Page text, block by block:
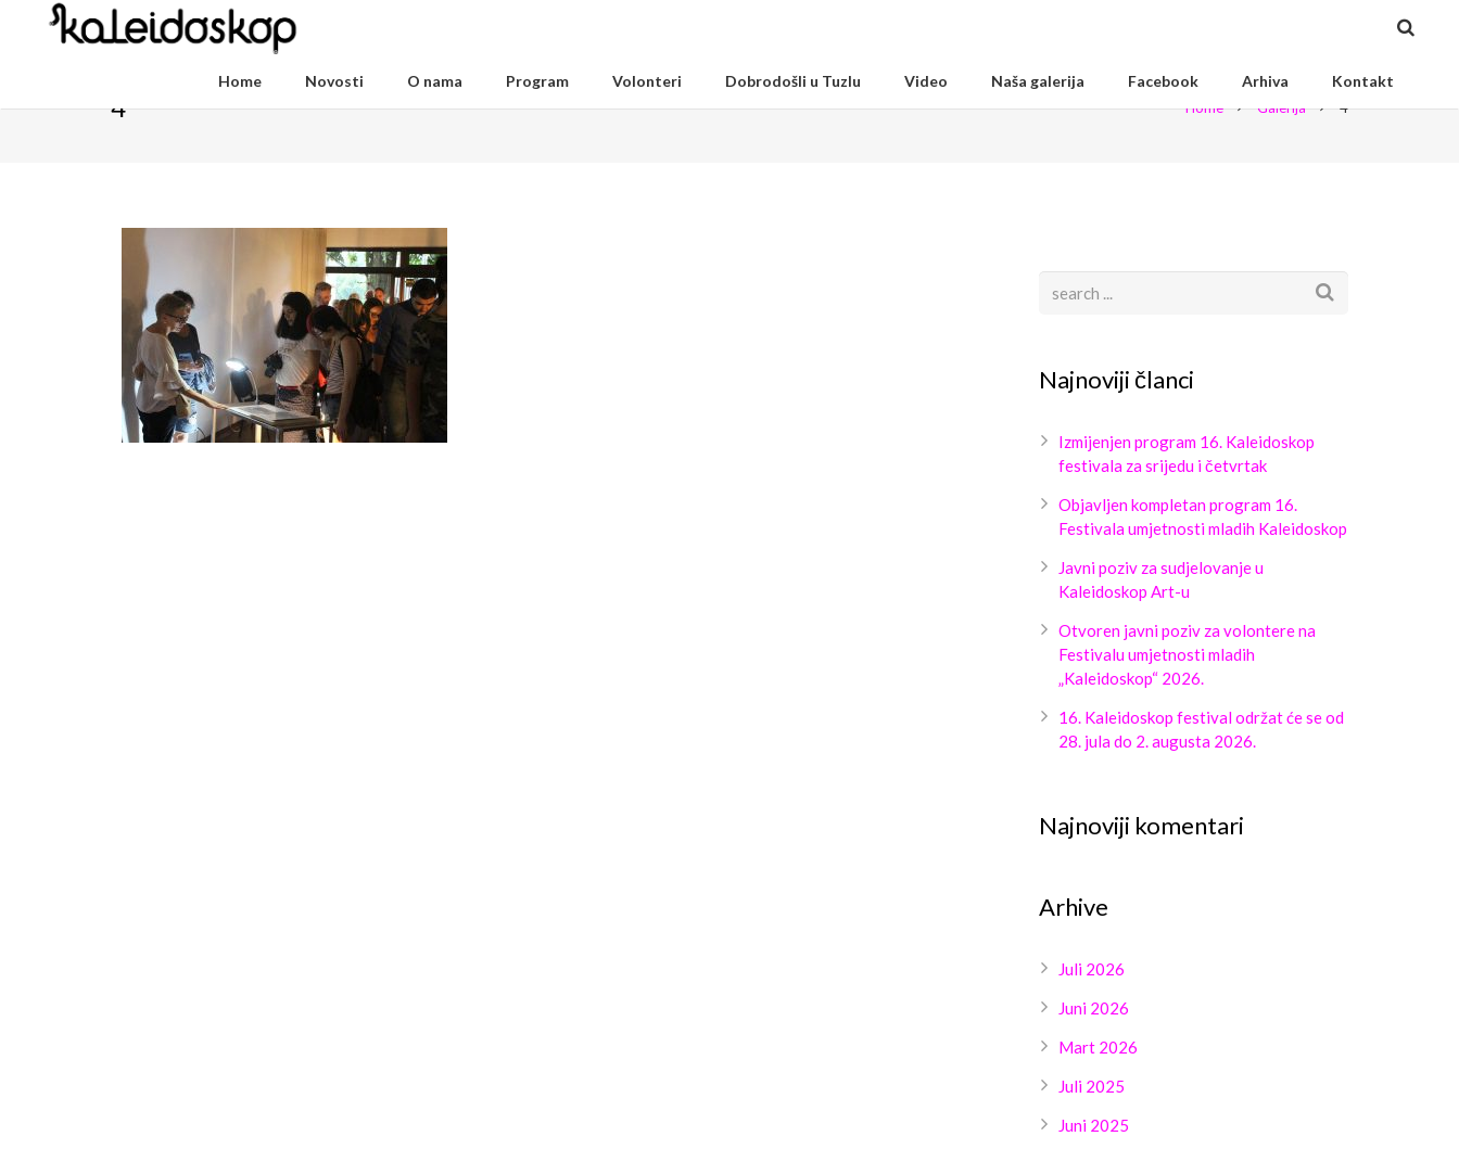
Home Novosti O nama Program Volonteri Dobrodošli u Tuzlu Video Naša galerija Facebook Arhiva Kontakt
4 Home Galerija 4
Najnoviji članci
Izmijenjen program 16. Kaleidoskop
festivala za srijedu i četvrtak
Objavljen kompletan program 16.
Festivala umjetnosti mladih Kaleidoskop
Javni poziv za sudjelovanje u
Kaleidoskop Art-u
Otvoren javni poziv za volontere na
Festivalu umjetnosti mladih
„Kaleidoskop“ 2026.
16. Kaleidoskop festival održat će se od
28. jula do 2. augusta 2026.
Najnoviji komentari
Arhive
Juli 2026
Juni 2026
Mart 2026
Juli 2025
Juni 2025